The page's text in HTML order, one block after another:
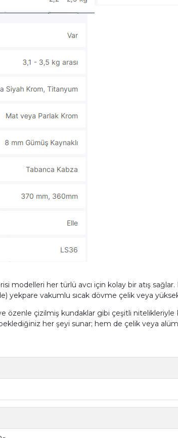
modelleri her türlü avcı için kolay bir atış
yekpare vakumlu sıcak dövme çelik veya
özenle çizilmiş kundaklar gibi çeşitli
her şeyi sunar; hem de çelik veya